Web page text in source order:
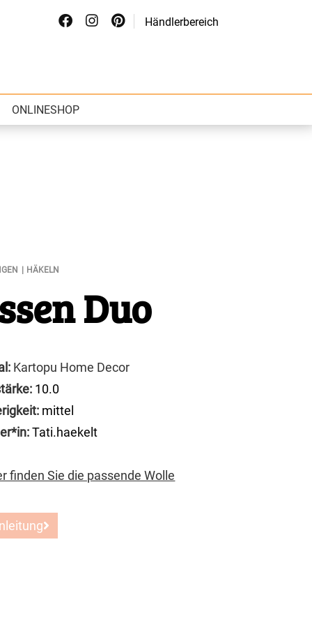
Händlerbereich
ONLINESHOP
HÄKELN
Duo
Kartopu Home Decor
10.0
mittel
Tati.haekelt
finden Sie die passende Wolle